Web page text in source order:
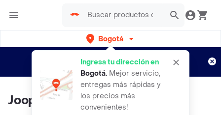
Bogotá
Ingresa tu dirección en
Bogotá. Mejor servicio,
entregas más rápidas y
los precios más
convenientes!
envíos gratis por semanas
Aplican TyC
Joop Perfume M Spray